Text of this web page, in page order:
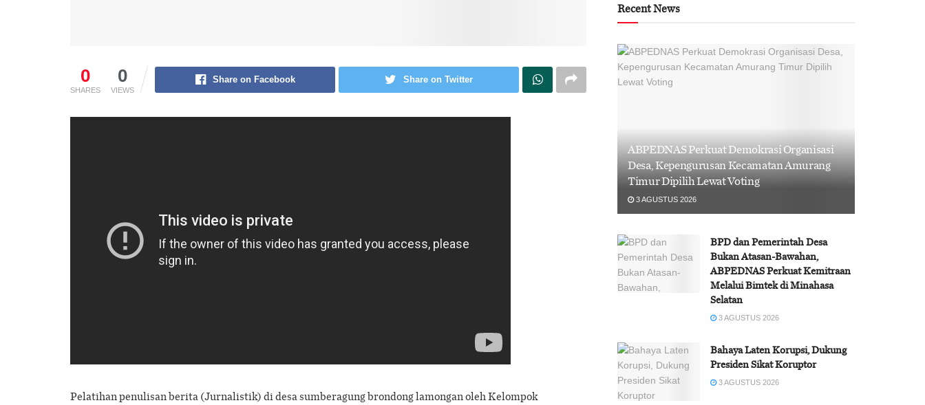
0
SHARES
0
VIEWS
Share on Facebook Share on Twitter
Pelatihan penulisan berita (Jurnalistik) di desa sumberagung brondong lamongan oleh Kelompok
Recent News
ABPEDNAS Perkuat Demokrasi Organisasi
Desa, Kepengurusan Kecamatan Amurang
Timur Dipilih Lewat Voting
3 AGUSTUS 2026
BPD dan Pemerintah Desa
Bukan Atasan-Bawahan,
ABPEDNAS Perkuat Kemitraan
Melalui Bimtek di Minahasa
Selatan
3 AGUSTUS 2026
Bahaya Laten Korupsi, Dukung
Presiden Sikat Koruptor
3 AGUSTUS 2026